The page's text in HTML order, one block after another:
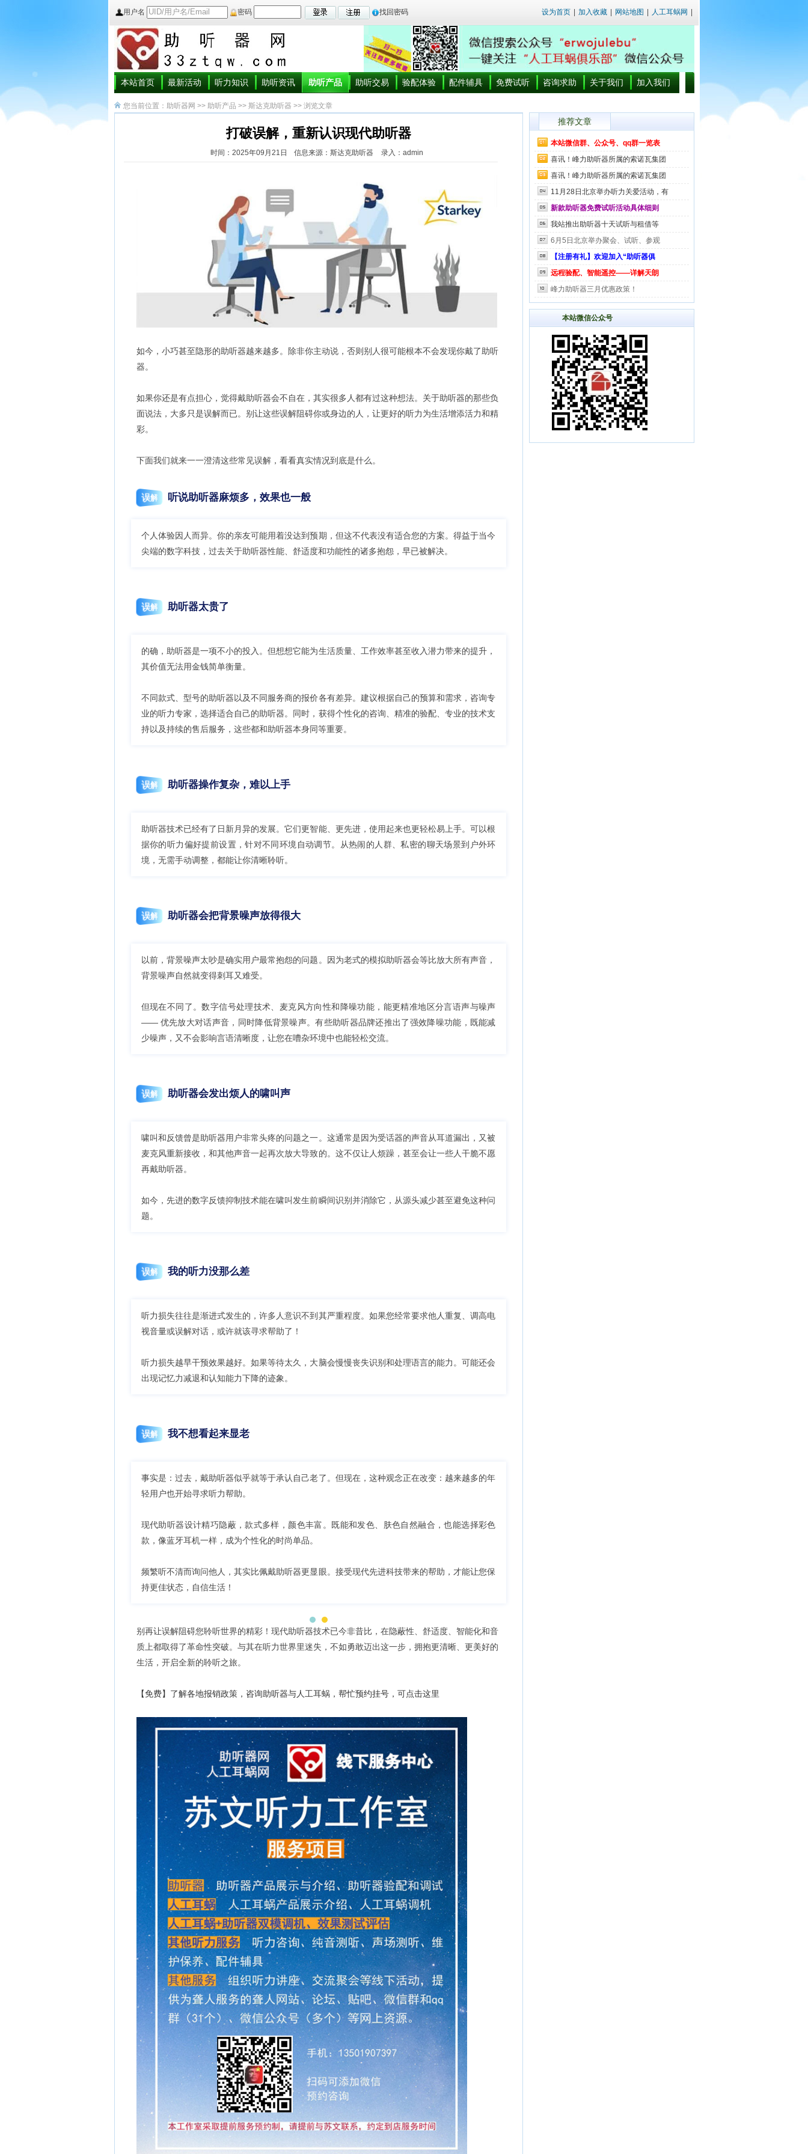
用户名 密码 找回密码 设为首页 加入收藏 网站地图 人工耳蜗网
本站首页 最新活动 听力知识 助听资讯 助听产品 助听交易 验配体验 配件辅具 免费试听 咨询求助 关于我们 加入我们
您当前位置： 助听器网 >> 助听产品 >> 斯达克助听器 >> 浏览文章
打破误解，重新认识现代助听器
时间：2025年09月21日 信息来源：斯达克助听器 录入：admin
如今，小巧甚至隐形的助听器越来越多。除非你主动说，否则别人很可能根本不会发现你戴了助听
器。
如果你还是有点担心，觉得戴助听器会不自在，其实很多人都有过这种想法。关于助听器的那些负
面说法，大多只是误解而已。别让这些误解阻碍你或身边的人，让更好的听力为生活增添活力和精
彩。
下面我们就来一一澄清这些常见误解，看看真实情况到底是什么。
误解 听说助听器麻烦多，效果也一般
个人体验因人而异。你的亲友可能用着没达到预期，但这不代表没有适合您的方案。得益于当今
尖端的数字科技，过去关于助听器性能、舒适度和功能性的诸多抱怨，早已被解决。
误解 助听器太贵了
的确，助听器是一项不小的投入。但想想它能为生活质量、工作效率甚至收入潜力带来的提升，
其价值无法用金钱简单衡量。
不同款式、型号的助听器以及不同服务商的报价各有差异。建议根据自己的预算和需求，咨询专
业的听力专家，选择适合自己的助听器。同时，获得个性化的咨询、精准的验配、专业的技术支
持以及持续的售后服务，这些都和助听器本身同等重要。
误解 助听器操作复杂，难以上手
助听器技术已经有了日新月异的发展。它们更智能、更先进，使用起来也更轻松易上手。可以根
据你的听力偏好提前设置，针对不同环境自动调节。从热闹的人群、私密的聊天场景到户外环
境，无需手动调整，都能让你清晰聆听。
误解 助听器会把背景噪声放得很大
以前，背景噪声太吵是确实用户最常抱怨的问题。因为老式的模拟助听器会等比放大所有声音，
背景噪声自然就变得刺耳又难受。
但现在不同了。数字信号处理技术、麦克风方向性和降噪功能，能更精准地区分言语声与噪声
—— 优先放大对话声音，同时降低背景噪声。有些助听器品牌还推出了强效降噪功能，既能减
少噪声，又不会影响言语清晰度，让您在嘈杂环境中也能轻松交流。
误解 助听器会发出烦人的啸叫声
啸叫和反馈曾是助听器用户非常头疼的问题之一。这通常是因为受话器的声音从耳道漏出，又被
麦克风重新接收，和其他声音一起再次放大导致的。这不仅让人烦躁，甚至会让一些人干脆不愿
再戴助听器。
如今，先进的数字反馈抑制技术能在啸叫发生前瞬间识别并消除它，从源头减少甚至避免这种问
题。
误解 我的听力没那么差
听力损失往往是渐进式发生的，许多人意识不到其严重程度。如果您经常要求他人重复、调高电
视音量或误解对话，或许就该寻求帮助了！
听力损失越早干预效果越好。如果等待太久，大脑会慢慢丧失识别和处理语言的能力。可能还会
出现记忆力减退和认知能力下降的迹象。
误解 我不想看起来显老
事实是：过去，戴助听器似乎就等于承认自己老了。但现在，这种观念正在改变：越来越多的年
轻用户也开始寻求听力帮助。
现代助听器设计精巧隐蔽，款式多样，颜色丰富。既能和发色、肤色自然融合，也能选择彩色
款，像蓝牙耳机一样，成为个性化的时尚单品。
频繁听不清而询问他人，其实比佩戴助听器更显眼。接受现代先进科技带来的帮助，才能让您保
持更佳状态，自信生活！
别再让误解阻碍您聆听世界的精彩！现代助听器技术已今非昔比，在隐蔽性、舒适度、智能化和音
质上都取得了革命性突破。与其在听力世界里迷失，不如勇敢迈出这一步，拥抱更清晰、更美好的
生活，开启全新的聆听之旅。
【免费】了解各地报销政策，咨询助听器与人工耳蜗，帮忙预约挂号，可点击这里
推荐文章
本站微信群、公众号、qq群一览表
喜讯！峰力助听器所属的索诺瓦集团
喜讯！峰力助听器所属的索诺瓦集团
11月28日北京举办听力关爱活动，有
新款助听器免费试听活动具体细则
我站推出助听器十天试听与租借等
6月5日北京举办聚会、试听、参观
【注册有礼】欢迎加入“助听器俱
远程验配、智能遥控——详解天朗
峰力助听器三月优惠政策！
本站微信公众号